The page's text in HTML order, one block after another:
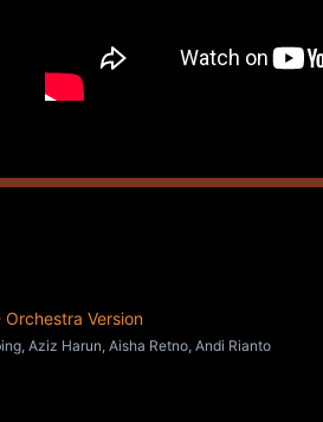
Version
Aziz Harun, Aisha Retno, Andi Rianto